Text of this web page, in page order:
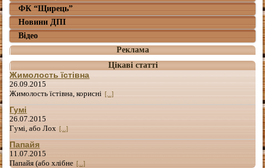
ФК “Щирець”
Новини ДПІ
Відео
Реклама
Цікаві статті
Жимолость їстівна
26.09.2015
Жимолость їстівна, корисні [...]
Гумі
26.07.2015
Гумі, або Лох [...]
Папайя
11.07.2015
Папайя (або хлібне [...]